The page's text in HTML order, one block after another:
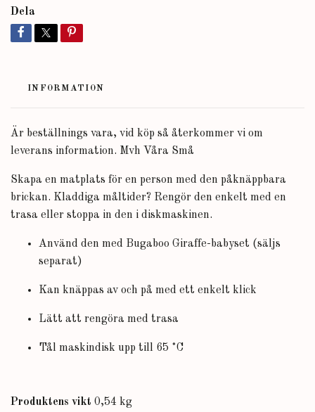
Dela
INFORMATION
Är beställnings vara, vid köp så återkommer vi om
leverans information. Mvh Våra Små
Skapa en matplats för en person med den påknäppbara
brickan. Kladdiga måltider? Rengör den enkelt med en
trasa eller stoppa in den i diskmaskinen.
Använd den med Bugaboo Giraffe-babyset (säljs
separat)
Kan knäppas av och på med ett enkelt klick
Lätt att rengöra med trasa
Tål maskindisk upp till 65 ˚C
Produktens vikt 0,54 kg